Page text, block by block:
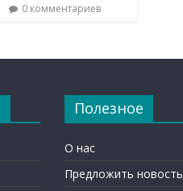
0 комментариев
Полезное
О нас
Предложить новость